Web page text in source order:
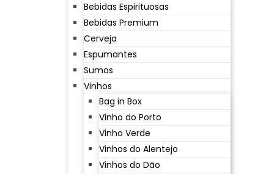
Bebidas Espirituosas
Bebidas Premium
Cerveja
Espumantes
Sumos
Vinhos
Bag in Box
Vinho do Porto
Vinho Verde
Vinhos do Alentejo
Vinhos do Dão